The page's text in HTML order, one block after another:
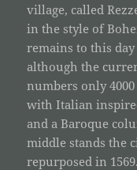
village, called
in the style of
remains to this
although the
numbers only
with Italian
and a Baroque
middle stands the
repurposed in